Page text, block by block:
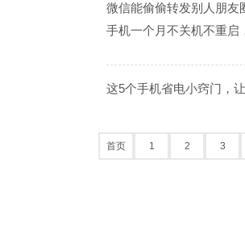
微信能偷偷转发别人朋友
手机一个月不关机不重启
这5个手机省电小窍门，
首页 1 2 3